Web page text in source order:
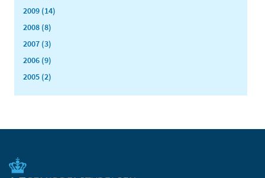
2009 (14)
2008 (8)
2007 (3)
2006 (9)
2005 (2)